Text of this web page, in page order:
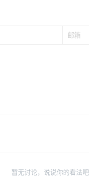
暂无讨论，说说你的看法吧